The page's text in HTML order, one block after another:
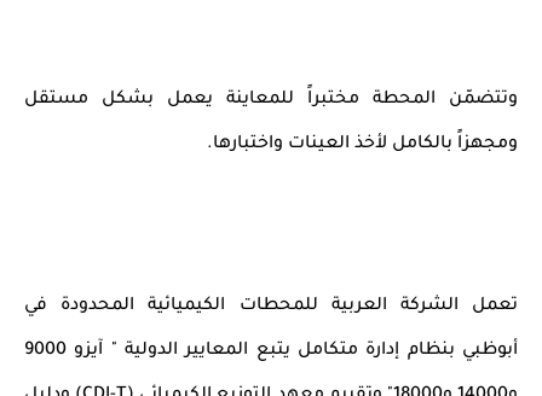
وتتضمّن المحطة مختبراً للمعاينة يعمل بشكل مستقل
ومجهزاً بالكامل لأخذ العينات واختبارها.
تعمل الشركة العربية للمحطات الكيميائية المحدودة في
أبوظبي بنظام إدارة متكامل يتبع المعايير الدولية " آيزو 9000